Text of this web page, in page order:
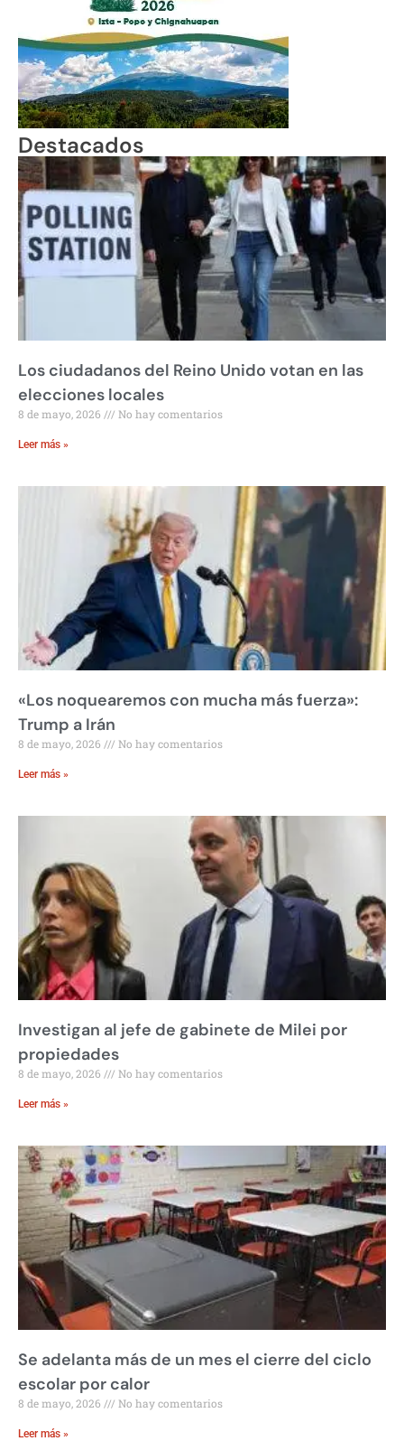
Destacados
Los ciudadanos del Reino Unido votan en las
elecciones locales
8 de mayo, 2026 No hay comentarios
Leer más »
«Los noquearemos con mucha más fuerza»:
Trump a Irán
8 de mayo, 2026 No hay comentarios
Leer más »
Investigan al jefe de gabinete de Milei por
propiedades
8 de mayo, 2026 No hay comentarios
Leer más »
Se adelanta más de un mes el cierre del ciclo
escolar por calor
8 de mayo, 2026 No hay comentarios
Leer más »